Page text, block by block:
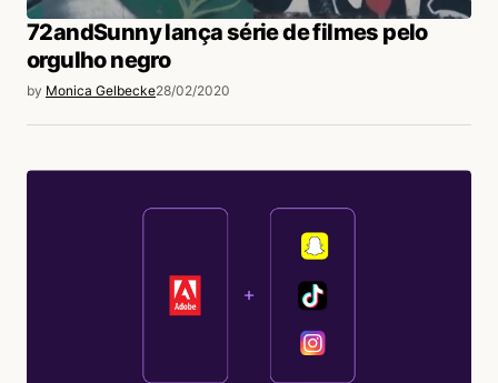
72andSunny lança série de filmes pelo
orgulho negro
by Monica Gelbecke28/02/2020